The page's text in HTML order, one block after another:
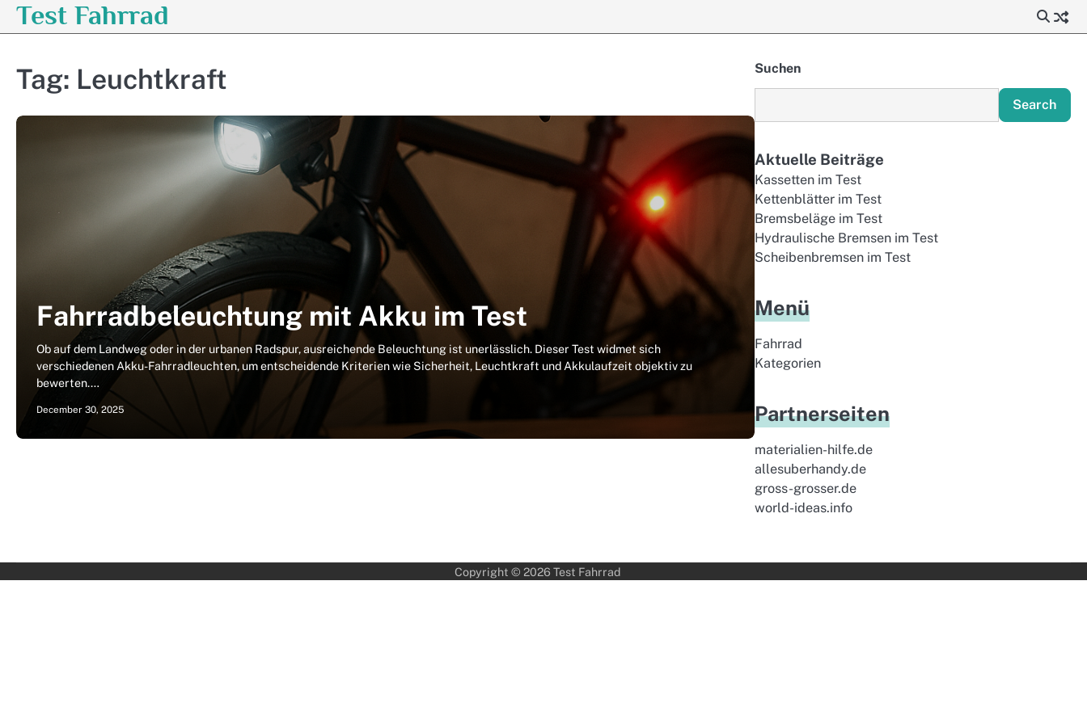
SkipTest Fahrrad
Tag: Leuchtkraft
Fahrradbeleuchtung mit Akku im Test
Ob auf dem Landweg oder in der urbanen Radspur, ausreichende Beleuchtung ist unerlässlich. Dieser Test widmet sich
verschiedenen Akku-Fahrradleuchten, um entscheidende Kriterien wie Sicherheit, Leuchtkraft und Akkulaufzeit objektiv zu
bewerten.…
December 30, 2025
Suchen
Search
Aktuelle Beiträge
Kassetten im Test
Kettenblätter im Test
Bremsbeläge im Test
Hydraulische Bremsen im Test
Scheibenbremsen im Test
Menü
Fahrrad
Kategorien
Partnerseiten
materialien-hilfe.de
allesuberhandy.de
gross-grosser.de
world-ideas.info
Copyright © 2026 Test Fahrrad